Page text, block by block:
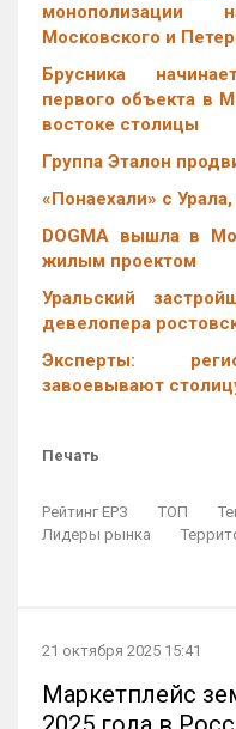
монополизации
Московского и
Брусника
первого объекта в
востоке столицы
Группа Эталон
«Понаехали» с
DOGMA вышла в
жилым проектом
Уральский
девелопера
Эксперты:
завоевывают
Печать
Рейтинг ЕРЗ ТОП
Лидеры рынка
21 октября 2025 15:41
Маркетплейс